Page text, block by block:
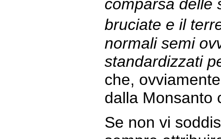
comparsa delle
bruciate e il
normali semi
standardizzati
che,
dalla Monsanto
Se non vi